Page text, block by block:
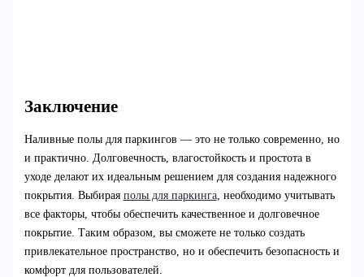
Заключение
Наливные полы для паркингов — это не только современно, но
и практично. Долговечность, влагостойкость и простота в
уходе делают их идеальным решением для создания надежного
покрытия. Выбирая полы для паркинга, необходимо учитывать
все факторы, чтобы обеспечить качественное и долговечное
покрытие. Таким образом, вы сможете не только создать
привлекательное пространство, но и обеспечить безопасность и
комфорт для пользователей.